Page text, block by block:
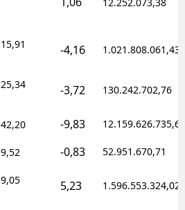
15,91 -4,16 1.021.808.061,43
25,34 -3,72 130.242.702,76
42,20 -9,83 12.159.626.735,62
9,52 -0,83 52.951.670,71
9,05 5,23 1.596.553.324,02